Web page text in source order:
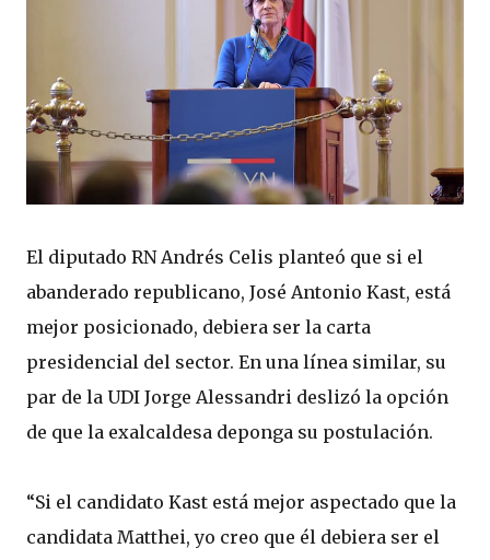
El diputado RN Andrés Celis planteó que si el
abanderado republicano, José Antonio Kast, está
mejor posicionado, debiera ser la carta
presidencial del sector. En una línea similar, su
par de la UDI Jorge Alessandri deslizó la opción
de que la exalcaldesa deponga su postulación.
“Si el candidato Kast está mejor aspectado que la
candidata Matthei, yo creo que él debiera ser el